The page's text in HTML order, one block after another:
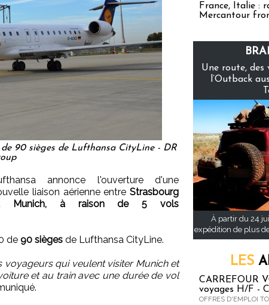
90 sièges de Lufthansa CityLine - DR
annonce l'ouverture d'une
liaison aérienne entre Strasbourg
Munich, à raison de 5 vols
de 90 sièges de Lufthansa CityLine.
voyageurs qui veulent visiter Munich et
et au train avec une durée de vol
France, Italie :
Mercantour
Une route, des
l’Outback
À partir du 24
expédition de plus
LES
CARREFOUR
voyages H/F -
OFFRES D'EMPLOI